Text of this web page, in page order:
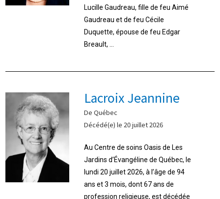
Lucille Gaudreau, fille de feu Aimé
Gaudreau et de feu Cécile
Duquette, épouse de feu Edgar
Breault, ...
Lacroix Jeannine
De Québec
Décédé(e) le 20 juillet 2026
Au Centre de soins Oasis de Les
Jardins d’Évangéline de Québec, le
lundi 20 juillet 2026, à l’âge de 94
ans et 3 mois, dont 67 ans de
profession religieuse, est décédée